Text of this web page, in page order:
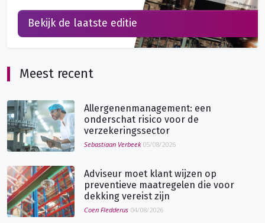
Meest recent
Allergenenmanagement: een
onderschat risico voor de
verzekeringssector
Sebastiaan Verbeek 05/08/2026
Adviseur moet klant wijzen op
preventieve maatregelen die voor
dekking vereist zijn
Coen Fledderus 04/08/2026
Bekijk de laatste editie